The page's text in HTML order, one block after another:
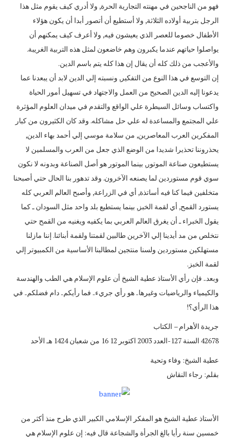
فهو من الناجحين في مهنته التجارية الحرة‏,‏ ولا أدري كيف يقوم مثل هذا
الرجل بتربية أولاده الثلاثة‏,‏ ولا أستطيع أن أتصور أبدا أن يكون هؤلاء
الأطفال خصوما للعصر الذي يعيشون فيه‏,‏ ولا أعرف كيف يمكنهم أن
يواصلوا حياتهم عندما يكبرون وهم خاضعون لمثل هذه التربية الغريبة‏.‏
والأعجب من ذلك كله أن يقال إن هذا كله يتم باسم الدين‏.‏
إن التوسع في هذا النوع من التفكير‏,‏ ونسبته إلي الدين لابد أن يبعدنا عما
يدعونا إليه الدين الصحيح من العمل والاجتهاد في تسهيل أمور الحياة
واكتساب وسائل السيطرة علي الواقع والتقدم في ميدان العلوم المؤثرة
علي المجتمع والمساعدة له علي حل مشاكله‏.‏ وقد كان الكثيرون من كبار
المفكرين العرب المعاصرين‏,‏ من سلامة موسي إلي أحمد بهاء الدين‏,‏
يحذروننا تحذيرا شديدا من الوضع الذي جعل من العرب والمسلمين لا
يستطيعون صناعة الموتور‏,‏ بينما الموتور هو أصل الصناعة وبدونه لا نكون
سوي قوم مستوردين لما يصنعه الآخرون‏.‏ وقد تدهور بنا الحال حتي أصبحنا
متخلفين فيما كنا فيه أساتذة‏,‏ أي في الزراعة‏,‏ وأصبح العالم العربي كله
يستورد القمح‏,‏ أي لقمة الخبز‏,‏ بينما يستطيع بلد واحد مثل السودان ـ كما
يقول الخبراء ـ أن يغرق العالم العربي بما يكفيه ويغنيه من القمح حتي
نتخلص من مد أيدينا إلي الآخرين طالبين لقمتنا ولقمة أبنائنا‏.‏ إننا مازلنا
مستهلكين مستوردين ولسنا منتجين لمطالبنا الأساسية من الكمبيوتر إلي
لقمة الخبز‏.‏
وبعد‏..‏ فإن رأي الأستاذ عطية الشيخ أن علوم الإسلام هي الطب والهندسة
والكيمياء والرياضيات وغيرها‏..‏ هو رأي جريء‏..‏ فما رأيكم‏..‏ دام فضلكم‏..‏ في
هذا الرأي؟‏!‏
جريدة الأهرام – الكتاب
42678 ‏السنة 127-العدد 2003 اكتوبر 12 ‏16 من شعبان 1424 هـ الأحد
عطية الشيخ‏:‏ وفاء وتحية
بقلم‏:‏ رجاء النقاش
الأستاذ عطية الشيخ هو المفكر الإسلامي الكبير الذي طرح منذ أكثر من
خمسين سنة رأيا بالغ الجرأة والشجاعة قال فيه‏:‏ إن علوم الإسلام هي